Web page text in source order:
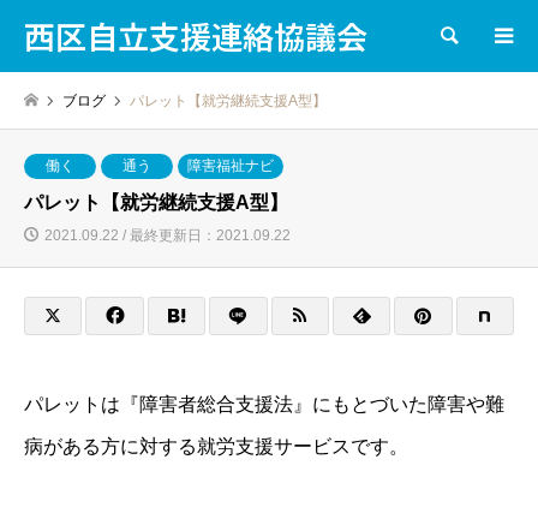
西区自立支援連絡協議会 検索
ブログ パレット【就労継続支援A型】
働く 通う 障害福祉ナビ
パレット【就労継続支援A型】
2021.09.22 / 最終更新日：2021.09.22
パレットは『障害者総合支援法』にもとづいた障害や難
病がある方に対する就労支援サービスです。